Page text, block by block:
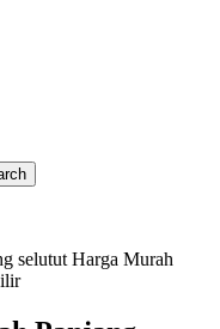
selutut Harga Murah